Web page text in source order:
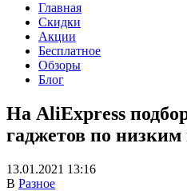
Главная
Скидки
Акции
Бесплатное
Обзоры
Блог
На AliExpress
гаджетов по
13.01.2021 13:16
В Разное